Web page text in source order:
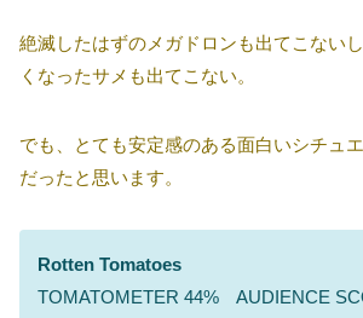
絶滅したはずのメガドロンも出てこない
くなったサメも出てこない。
でも、とても安定感のある面白いシチュ
だったと思います。
Rotten Tomatoes
TOMATOMETER 44% AUDIENCE